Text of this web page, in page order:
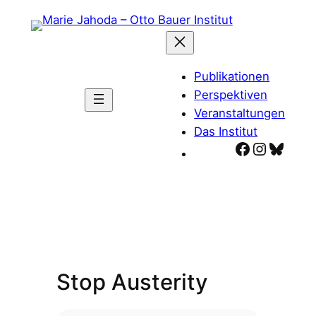
Inhalt
Publikationen
Perspektiven
Veranstaltungen
Das Institut
Facebook
Stop Austerity